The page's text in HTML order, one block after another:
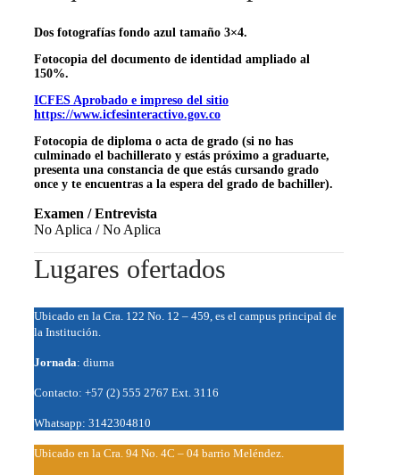
Dos fotografías fondo azul tamaño 3×4.
Fotocopia del documento de identidad ampliado al
150%.
ICFES Aprobado e impreso del sitio
https://www.icfesinteractivo.gov.co
Fotocopia de diploma o acta de grado (si no has
culminado el bachillerato y estás próximo a graduarte,
presenta una constancia de que estás cursando grado
once y te encuentras a la espera del grado de bachiller).
Examen / Entrevista
No Aplica / No Aplica
Lugares ofertados
Ubicado en la Cra. 122 No. 12 – 459, es el campus principal de
la Institución.
Jornada: diurna
Contacto: +57 (2) 555 2767 Ext. 3116
Whatsapp: 3142304810
Ubicado en la Cra. 94 No. 4C – 04 barrio Meléndez.